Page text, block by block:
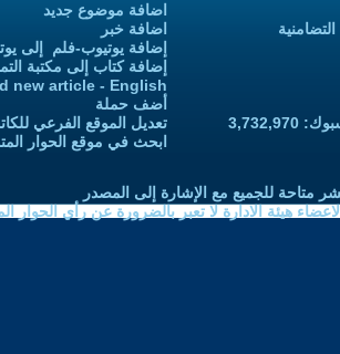
اضافة موضوع جديد
اضافة خبر
إضافة يوتيوب-فلم إلى
إضافة كتاب إلى مكتبة
new article - English
أضف حملة
تعديل الموقع الفرعي
ابحث في موقع الحوار
متاحة للجميع مع الإشارة إلى المصدر
هيئة الادارة لا تعبر بالضرورة عن رأي الحوار